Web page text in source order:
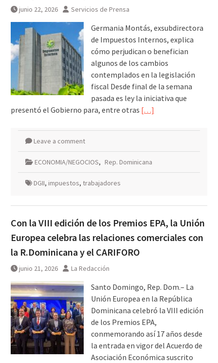
junio 22, 2026 Servicios de Prensa
Germania Montás, exsubdirectora
de Impuestos Internos, explica
cómo perjudican o benefician
algunos de los cambios
contemplados en la legislación
fiscal Desde final de la semana
pasada es ley la iniciativa que
presentó el Gobierno para, entre otras […]
Leave a comment
ECONOMIA/NEGOCIOS, Rep. Dominicana
DGII, impuestos, trabajadores
Con la VIII edición de los Premios EPA, la Unión
Europea celebra las relaciones comerciales con
la R.Dominicana y el CARIFORO
junio 21, 2026 La Redacción
Santo Domingo, Rep. Dom.– La
Unión Europea en la República
Dominicana celebró la VIII edición
de los Premios EPA,
conmemorando así 17 años desde
la entrada en vigor del Acuerdo de
Asociación Económica suscrito